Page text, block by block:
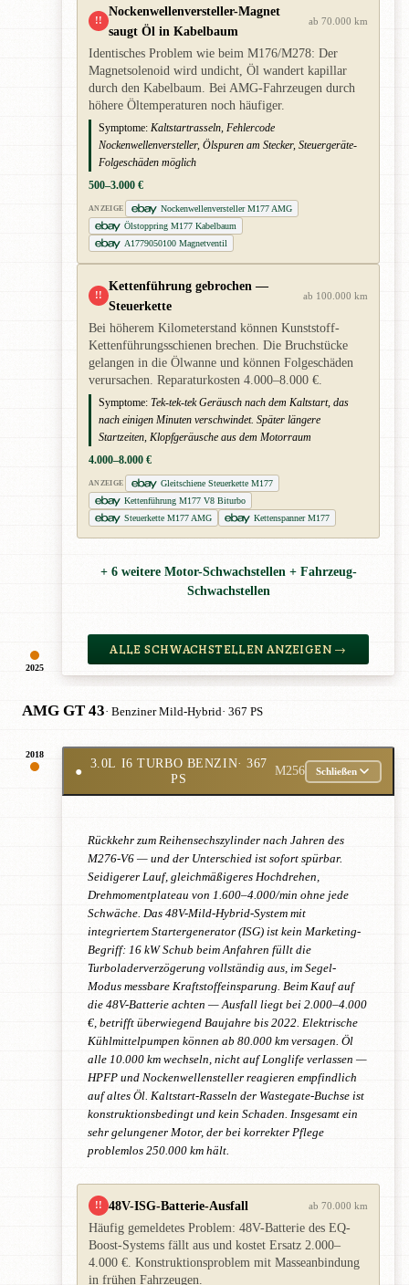
2025
!!
Nockenwellenversteller-Magnet
saugt Öl in Kabelbaum
ab 70.000 km
Identisches Problem wie beim M176/M278: Der
Magnetsolenoid wird undicht, Öl wandert kapillar
durch den Kabelbaum. Bei AMG-Fahrzeugen durch
höhere Öltemperaturen noch häufiger.
Symptome: Kaltstartrasseln, Fehlercode
Nockenwellenversteller, Ölspuren am Stecker, Steuergeräte-
Folgeschäden möglich
500–3.000 €
ANZEIGE
Nockenwellenversteller M177 AMG
Ölstoppring M177 Kabelbaum
A1779050100 Magnetventil
!!
Kettenführung gebrochen —
Steuerkette
ab 100.000 km
Bei höherem Kilometerstand können Kunststoff-
Kettenführungsschienen brechen. Die Bruchstücke
gelangen in die Ölwanne und können Folgeschäden
verursachen. Reparaturkosten 4.000–8.000 €.
Symptome: Tek-tek-tek Geräusch nach dem Kaltstart, das
nach einigen Minuten verschwindet. Später längere
Startzeiten, Klopfgeräusche aus dem Motorraum
4.000–8.000 €
ANZEIGE
Gleitschiene Steuerkette M177
Kettenführung M177 V8 Biturbo
Steuerkette M177 AMG
Kettenspanner M177
+ 6 weitere Motor-Schwachstellen + Fahrzeug-
Schwachstellen
ALLE SCHWACHSTELLEN ANZEIGEN →
AMG GT 43· Benziner Mild-Hybrid· 367 PS
2018
●
3.0L I6 TURBO BENZIN· 367
PS
M256 Schließen
Rückkehr zum Reihensechszylinder nach Jahren des
M276-V6 — und der Unterschied ist sofort spürbar.
Seidigerer Lauf, gleichmäßigeres Hochdrehen,
Drehmomentplateau von 1.600–4.000/min ohne jede
Schwäche. Das 48V-Mild-Hybrid-System mit
integriertem Startergenerator (ISG) ist kein Marketing-
Begriff: 16 kW Schub beim Anfahren füllt die
Turboladerverzögerung vollständig aus, im Segel-
Modus messbare Kraftstoffeinsparung. Beim Kauf auf
die 48V-Batterie achten — Ausfall liegt bei 2.000–4.000
€, betrifft überwiegend Baujahre bis 2022. Elektrische
Kühlmittelpumpen können ab 80.000 km versagen. Öl
alle 10.000 km wechseln, nicht auf Longlife verlassen —
HPFP und Nockenwellensteller reagieren empfindlich
auf altes Öl. Kaltstart-Rasseln der Wastegate-Buchse ist
konstruktionsbedingt und kein Schaden. Insgesamt ein
sehr gelungener Motor, der bei korrekter Pflege
problemlos 250.000 km hält.
!! 48V-ISG-Batterie-Ausfall ab 70.000 km
Häufig gemeldetes Problem: 48V-Batterie des EQ-
Boost-Systems fällt aus und kostet Ersatz 2.000–
4.000 €. Konstruktionsproblem mit Masseanbindung
in frühen Fahrzeugen.